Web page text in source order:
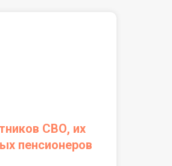
снижает риск
— лечение в
СВО, их
пенсионеров